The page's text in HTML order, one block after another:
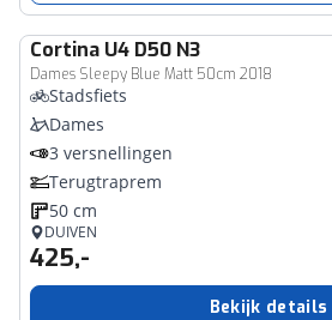
Cortina U4 D50 N3
Dames Sleepy Blue Matt 50cm 2018
Stadsfiets
Dames
3 versnellingen
Terugtraprem
50 cm
DUIVEN
425,-
Bekijk details